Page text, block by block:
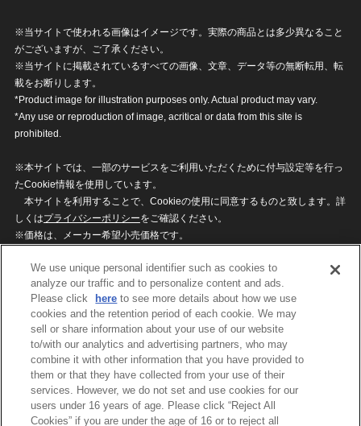
※当サイトで使われる画像はイメージです。実際の商品とは多少異なること
がございますが、ご了承ください。
※当サイトに掲載されているすべての画像、文章、データ等の無断転用、転
載をお断りします。
*Product image for illustration purposes only. Actual product may vary.
*Any use or reproduction of image, acritical or data from this site is
prohibited.
※本サイトでは、一部のサービスをご利用いただくために付与設定等を行っ
たCookie情報を使用しています。
本サイトを利用することで、Cookieの使用に同意するものと致します。詳
しくはプライバシーポリシーをご確認ください。
※価格は、メーカー希望小売価格です。
ざいますのでご了承ください。
privacypolicy
Do Not Sell or Share My
Personal Information
ウェブサイトご利用条件
ソーシャルメディアポリシー
個人情報保護方針
お問い合わせ
©BANDAI
We use unique personal identifier such as cookies to
analyze our traffic and to personalize content and ads.
Please click
here to see more details about how we use
cookies and the retention period of each cookie. We may
sell or share information about your use of our website
to/with our analytics and advertising partners, who may
combine it with other information that you have provided to
them or that they have collected from your use of their
services. However, we do not set and use cookies for our
users under 16 years of age. Please click “Reject All
Cookies” if you are under the age of 16 or to reject all